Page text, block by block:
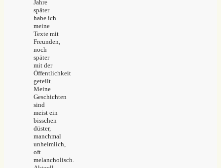
Jahre
später
habe ich
meine
Texte mit
Freunden,
noch
später
mit der
Öffentlichkeit
geteilt.
Meine
Geschichten
sind
meist ein
bisschen
düster,
manchmal
unheimlich,
oft
melancholisch.